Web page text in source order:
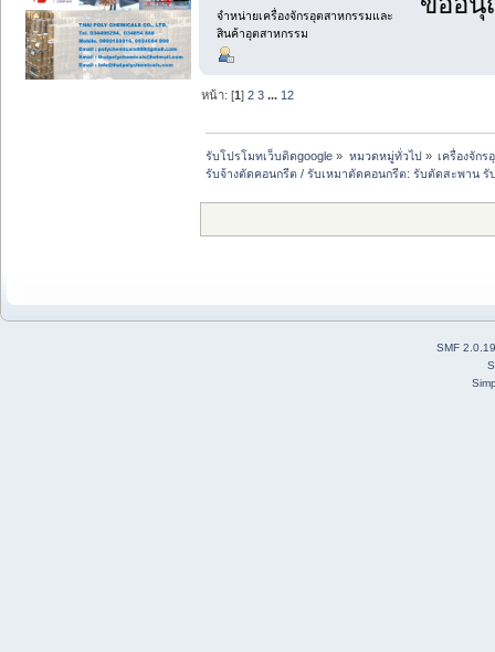
จำหน่ายเครื่องจักรอุตสาหกรรมและ
สินค้าอุตสาหกรรม
หน้า: [1]2 3 ... 12
รับโปรโมทเว็บติดgoogle » หมวดหมู่ทั่วไป» เครื่องจัก
รับจ้างตัดคอนกรีต / รับเหมาตัดคอนกรีต: รับตัดสะพาน รั
SMF 2.0.19